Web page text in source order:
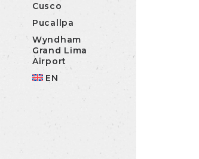
Cusco
Pucallpa
Wyndham
Grand Lima
Airport
EN